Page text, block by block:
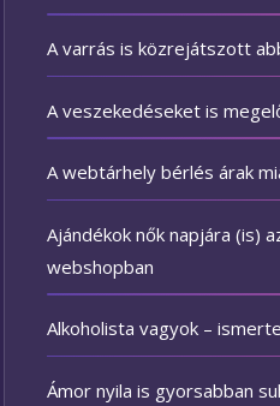
A varrás is közrejátszott
A veszekedéseket is
A webtárhely bérlés árak
Ajándékok nők napjára (is)
webshopban
Alkoholista vagyok –
Ámor nyila is gyorsabban